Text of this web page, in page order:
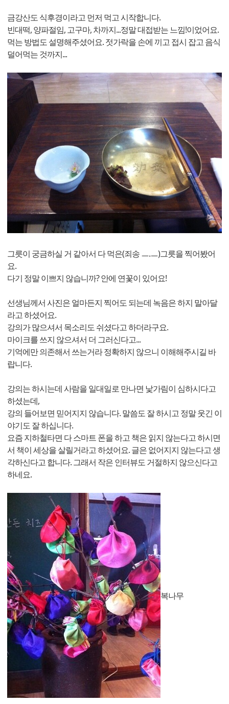
금강산도 식후경이라고 먼저 먹고 시작합니다.
빈대떡, 양파절임, 고구마, 차까지...정말 대접받는 느낌!이었어요.
먹는 방법도 설명해주셨어요. 젓가락을 손에 끼고 접시 잡고 음식
덜어먹는 것까지...
그릇이 궁금하실 거 같아서 다 먹은(죄송 ㅡ.ㅡ)그릇을 찍어봤어
요.
다기 정말 이쁘지 않습니까? 안에 연꽃이 있어요!
선생님께서 사진은 얼마든지 찍어도 되는데 녹음은 하지 말아달
라고 하셨어요.
강의가 많으셔서 목소리도 쉬셨다고 하더라구요.
마이크를 쓰지 않으셔서 더 그러신다고...
기억에만 의존해서 쓰는거라 정확하지 않으니 이해해주시길 바
랍니다.
강의는 하시는데 사람을 일대일로 만나면 낯가림이 심하시다고
하셨는데,
강의 들어보면 믿어지지 않습니다. 말씀도 잘 하시고 정말 웃긴 이
야기도 잘 하십니다.
요즘 지하철타면 다 스마트 폰을 하고 책은 읽지 않는다고 하시면
서 책이 세상을 살릴거라고 하셨어요. 글은 없어지지 않는다고 생
각하신다고 합니다. 그래서 작은 인터뷰도 거절하지 않으신다고
하네요.
복나무